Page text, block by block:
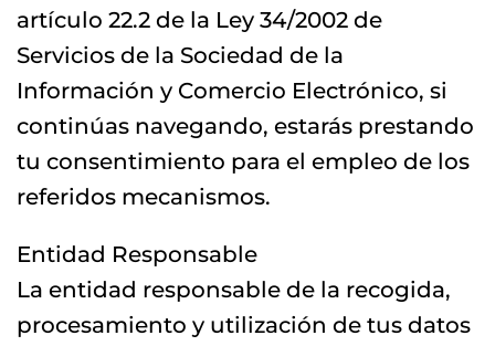
artículo 22.2 de la Ley 34/2002 de
Servicios de la Sociedad de la
Información y Comercio Electrónico, si
continúas navegando, estarás prestando
tu consentimiento para el empleo de los
referidos mecanismos.
Entidad Responsable
La entidad responsable de la recogida,
procesamiento y utilización de tus datos